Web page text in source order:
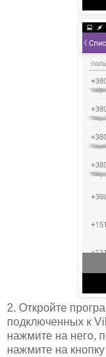
2. Откройте
подключенных к
нажмите на него,
нажмите на